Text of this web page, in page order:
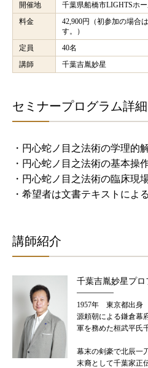
開催地
千葉県船橋市LIGHTSホ
料金
42,900円（初参加の場合
す。）
定員
40名
講師
千葉吉胤妙星
セミナープログラム詳細
・円心蛇ノ目之法術の学理的
・円心蛇ノ目之法術の基本操
・円心蛇ノ目之法術の臨床現
・希望者は文書テキストによ
講師紹介
千葉吉胤妙星プロ
1957年 東京都出身
源頼朝による鎌倉幕
軍を務めた桓武平氏
幕末の剣豪で北辰一
末裔として千葉家正